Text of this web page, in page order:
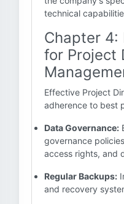
technical
Chapter 4:
for Project
Effective Project
adherence to best
Data Governance:
governance
access rights, and
Regular Backups:
and recovery